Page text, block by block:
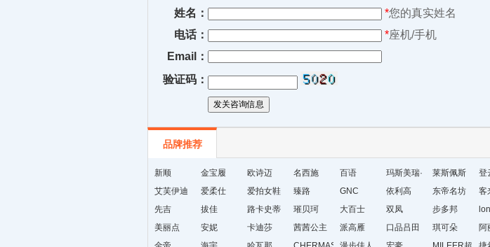
姓名：
*您的真实姓名
电话：
*座机/手机
Email：
验证码：
品牌推荐
新顺 金宝履 欧诗迈 名西施 百语
玛斯美瑞·
琳
莱斯佩斯 登
艾芙伊迪
爱柔仕 爱拍女鞋 臻路 GNC 依利高 东帝名坊 客
先吉
拔佳
路卡史蒂
芙
璀贝珂 大百士 双凤 步多邦
美丽点
安妮 卡迪莎 茜茜公主 派高雁 口品吕田 琪可朵 阿